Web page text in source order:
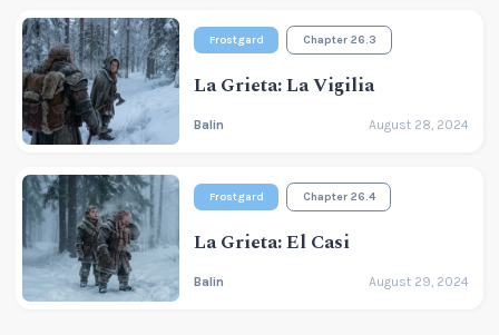
Frostgard Chapter 26.3
La Grieta: La Vigilia
Balin August 28, 2024
Frostgard Chapter 26.4
La Grieta: El Casi
Balin August 29, 2024